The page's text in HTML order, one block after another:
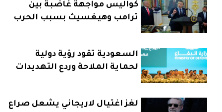
كواليس مواجهة غاضبة بين
ترامب وهيغسيث بسبب الحرب
السعودية تقود رؤية دولية
لحماية الملاحة وردع التهديدات
لغز اغتيال لاريجاني يشعل صراع